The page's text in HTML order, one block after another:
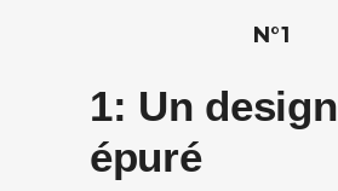
N°1
1: Un design
épuré